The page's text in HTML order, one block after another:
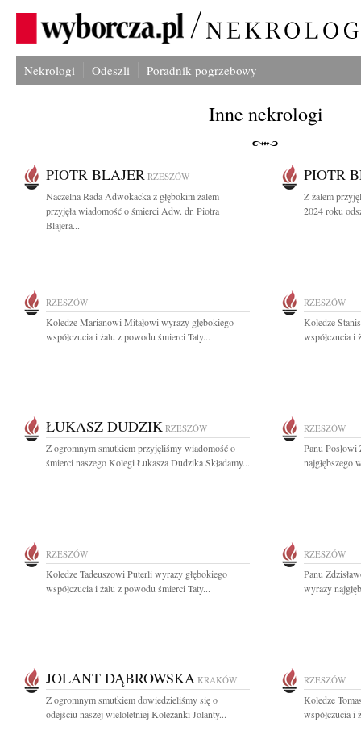
Nekrologi Odeszli Poradnik pogrzebowy
Inne nekrologi
PIOTR BLAJER RZESZÓW
Naczelna Rada Adwokacka z głębokim żalem
przyjęła wiadomość o śmierci Adw. dr. Piotra
Blajera...
PIOTR
Z żalem
2024 roku
RZESZÓW
Koledze Marianowi Mitałowi wyrazy głębokiego
współczucia i żalu z powodu śmierci Taty...
RZESZÓW
Koledze
współczucia i
ŁUKASZ DUDZIK RZESZÓW
Z ogromnym smutkiem przyjęliśmy wiadomość o
śmierci naszego Kolegi Łukasza Dudzika Składamy...
RZESZÓW
Panu
najgłębszego
RZESZÓW
Koledze Tadeuszowi Puterli wyrazy głębokiego
współczucia i żalu z powodu śmierci Taty...
RZESZÓW
Panu
wyrazy
JOLANT DĄBROWSKA KRAKÓW
Z ogromnym smutkiem dowiedzieliśmy się o
odejściu naszej wieloletniej Koleżanki Jolanty...
RZESZÓW
Koledze
współczucia i